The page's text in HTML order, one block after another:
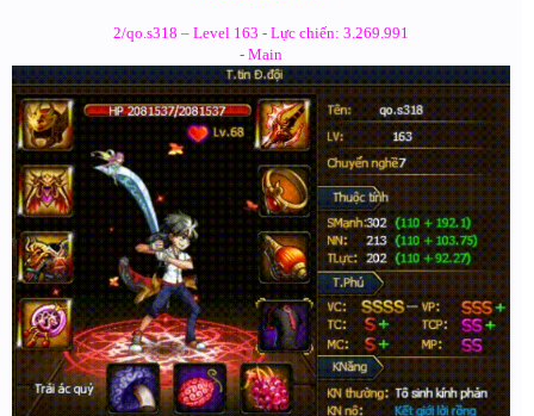
2/qo.s318 – Level 163 - Lực chiến: 3.269.991
- Main